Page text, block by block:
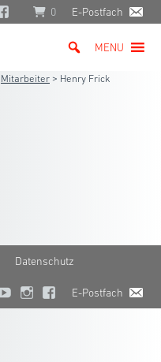
0 E-Postfach
MENU
Mitarbeiter > Henry Frick
Datenschutz
E-Postfach